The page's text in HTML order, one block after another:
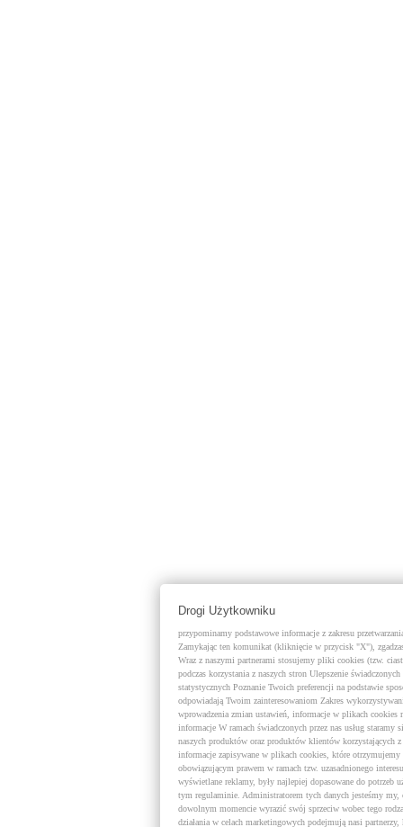
Drogi Użytkowniku
przypominamy podstawowe informacje z zakresu
Zamykając ten komunikat (kliknięcie w przycisk "X"),
Wraz z naszymi partnerami stosujemy pliki cookies (tzw.
podczas korzystania z naszych stron Ulepszenie
statystycznych Poznanie Twoich preferencji na podstawie
odpowiadają Twoim zainteresowaniom Zakres
wprowadzenia zmian ustawień, informacje w plikach
informacje W ramach świadczonych przez nas usług
naszych produktów oraz produktów klientów korzystających
informacje zapisywane w plikach cookies, które otrzymujemy
obowiązującym prawem w ramach tzw. uzasadnionego
wyświetlane reklamy, były najlepiej dopasowane do potrzeb
tym regulaminie. Administratorem tych danych jesteśmy
dowolnym momencie wyrazić swój sprzeciw wobec tego
działania w celach marketingowych podejmują nasi